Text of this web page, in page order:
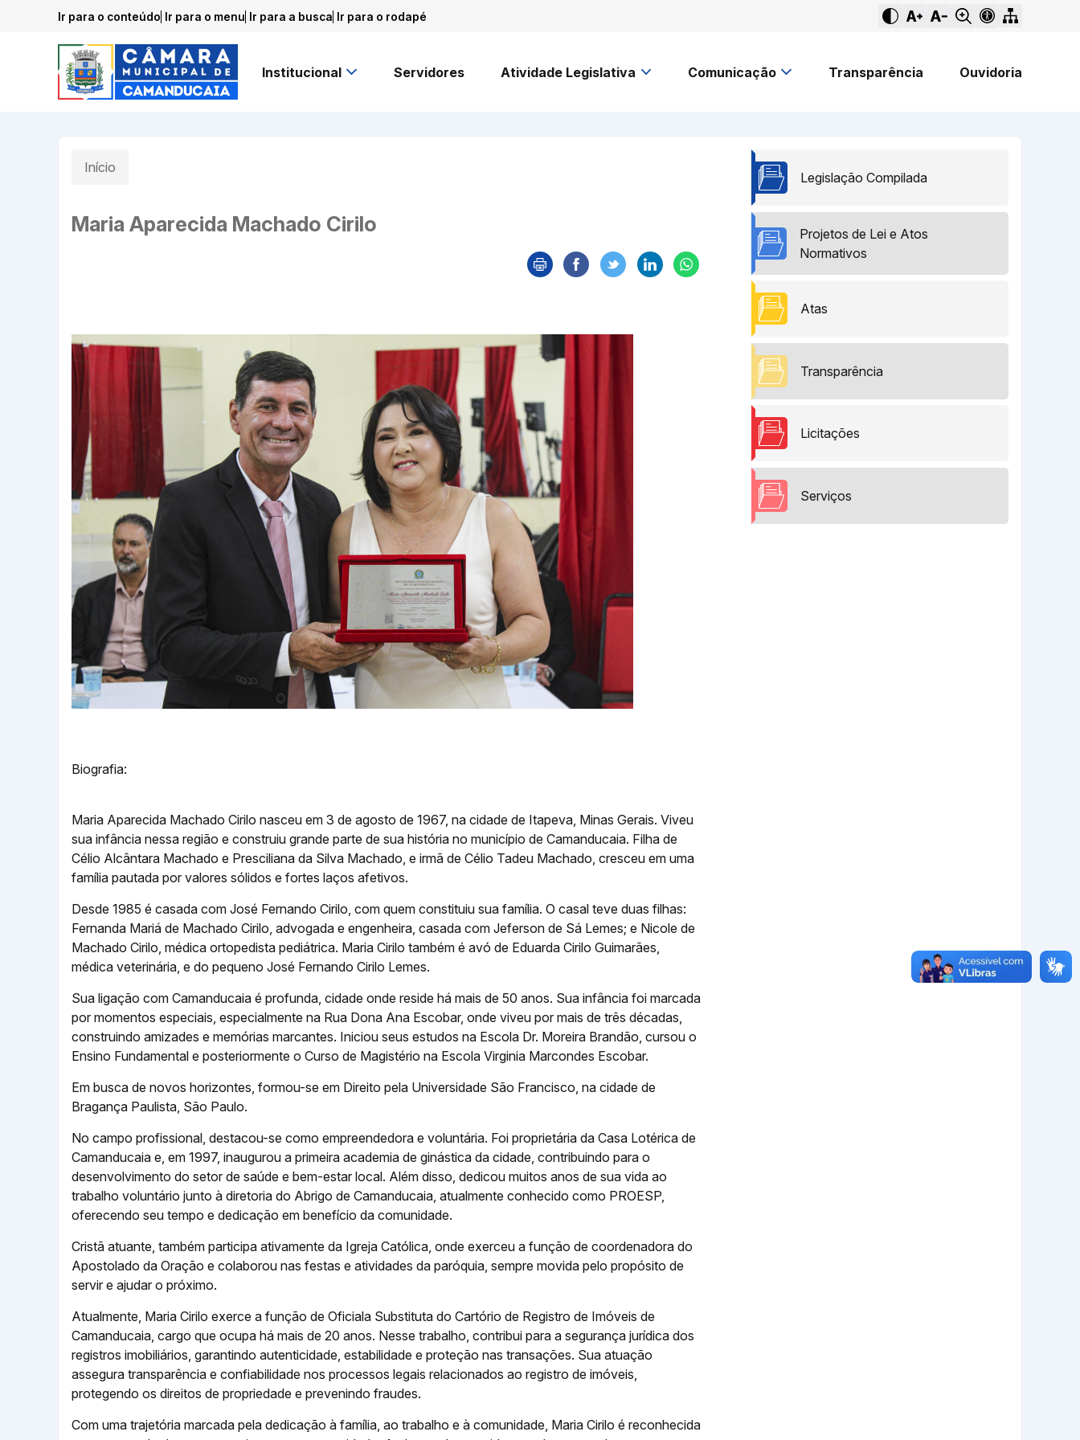
Ir para o conteúdo Ir para o menu Ir para a busca Ir para o rodapé
Institucional Servidores Atividade Legislativa Comunicação Transparência Ouvidoria
Início
Maria Aparecida Machado Cirilo
Biografia:
Maria Aparecida Machado Cirilo nasceu em 3 de agosto de 1967, na cidade de Itapeva, Minas Gerais. Viveu
sua infância nessa região e construiu grande parte de sua história no município de Camanducaia. Filha de
Célio Alcântara Machado e Presciliana da Silva Machado, e irmã de Célio Tadeu Machado, cresceu em uma
família pautada por valores sólidos e fortes laços afetivos.
Desde 1985 é casada com José Fernando Cirilo, com quem constituiu sua família. O casal teve duas filhas:
Fernanda Mariá de Machado Cirilo, advogada e engenheira, casada com Jeferson de Sá Lemes; e Nicole de
Machado Cirilo, médica ortopedista pediátrica. Maria Cirilo também é avó de Eduarda Cirilo Guimarães,
médica veterinária, e do pequeno José Fernando Cirilo Lemes.
Sua ligação com Camanducaia é profunda, cidade onde reside há mais de 50 anos. Sua infância foi marcada
por momentos especiais, especialmente na Rua Dona Ana Escobar, onde viveu por mais de três décadas,
construindo amizades e memórias marcantes. Iniciou seus estudos na Escola Dr. Moreira Brandão, cursou o
Ensino Fundamental e posteriormente o Curso de Magistério na Escola Virginia Marcondes Escobar.
Em busca de novos horizontes, formou-se em Direito pela Universidade São Francisco, na cidade de
Bragança Paulista, São Paulo.
No campo profissional, destacou-se como empreendedora e voluntária. Foi proprietária da Casa Lotérica de
Camanducaia e, em 1997, inaugurou a primeira academia de ginástica da cidade, contribuindo para o
desenvolvimento do setor de saúde e bem-estar local. Além disso, dedicou muitos anos de sua vida ao
trabalho voluntário junto à diretoria do Abrigo de Camanducaia, atualmente conhecido como PROESP,
oferecendo seu tempo e dedicação em benefício da comunidade.
Cristã atuante, também participa ativamente da Igreja Católica, onde exerceu a função de coordenadora do
Apostolado da Oração e colaborou nas festas e atividades da paróquia, sempre movida pelo propósito de
servir e ajudar o próximo.
Atualmente, Maria Cirilo exerce a função de Oficiala Substituta do Cartório de Registro de Imóveis de
Camanducaia, cargo que ocupa há mais de 20 anos. Nesse trabalho, contribui para a segurança jurídica dos
registros imobiliários, garantindo autenticidade, estabilidade e proteção nas transações. Sua atuação
assegura transparência e confiabilidade nos processos legais relacionados ao registro de imóveis,
protegendo os direitos de propriedade e prevenindo fraudes.
Com uma trajetória marcada pela dedicação à família, ao trabalho e à comunidade, Maria Cirilo é reconhecida
Legislação Compilada
Projetos de Lei e Atos
Normativos
Atas
Transparência
Licitações
Serviços